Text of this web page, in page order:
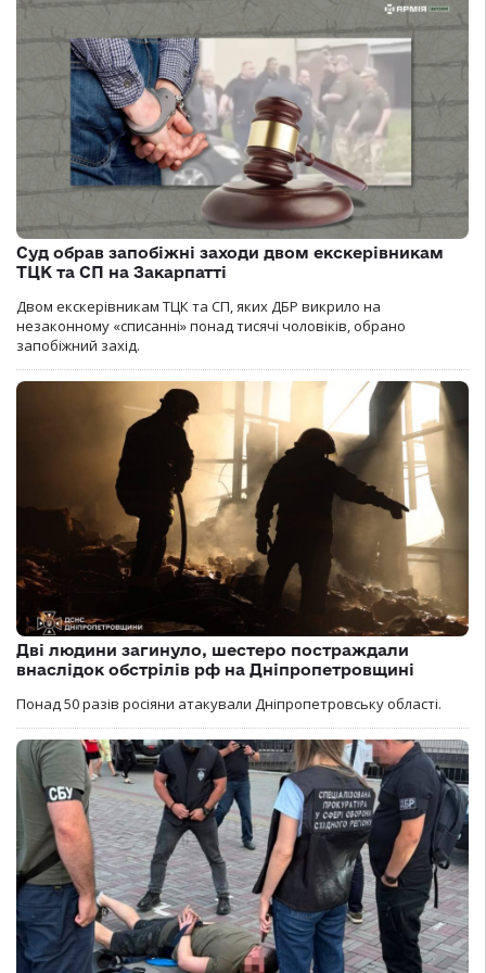
Суд обрав запобіжні заходи двом екскерівникам
ТЦК та СП на Закарпатті
Двом екскерівникам ТЦК та СП, яких ДБР викрило на
незаконному «списанні» понад тисячі чоловіків, обрано
запобіжний захід.
Дві людини загинуло, шестеро постраждали
внаслідок обстрілів рф на Дніпропетровщині
Понад 50 разів росіяни атакували Дніпропетровську області.